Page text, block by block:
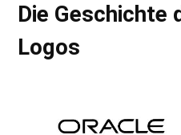
Die Geschichte
Logos